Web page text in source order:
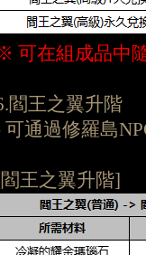
可在組成品中
閻王之翼升階
可通過修羅島
王之翼升階]